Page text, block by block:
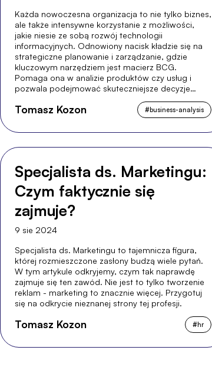
Każda nowoczesna organizacja to nie tylko biznes,
ale także intensywne korzystanie z możliwości,
jakie niesie ze sobą rozwój technologii
informacyjnych. Odnowiony nacisk kładzie się na
strategiczne planowanie i zarządzanie, gdzie
kluczowym narzędziem jest macierz BCG.
Pomaga ona w analizie produktów czy usług i
pozwala podejmować skuteczniejsze decyzje
Tomasz Kozon #business-analysis
Specjalista ds. Marketingu:
Czym faktycznie się
zajmuje?
9 sie 2024
Specjalista ds. Marketingu to tajemnicza figura,
której rozmieszczone zasłony budzą wiele pytań.
W tym artykule odkryjemy, czym tak naprawdę
zajmuje się ten zawód. Nie jest to tylko tworzenie
reklam - marketing to znacznie więcej. Przygotuj
się na odkrycie nieznanej strony tej profesji.
Tomasz Kozon #hr